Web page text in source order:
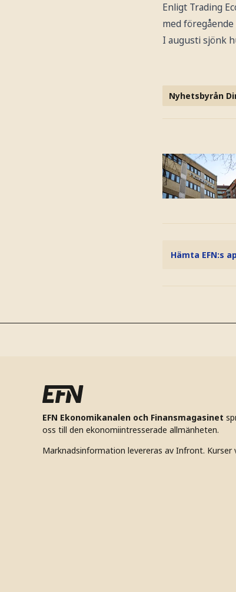
Enligt Trading
med föregående
I augusti sjönk
Nyhetsbyrån
Hämta EFN:s
EFN Ekonomikanalen och Finansmagasinet
oss till den ekonomiintresserade allmänheten.
Marknadsinformation levereras av Infront.